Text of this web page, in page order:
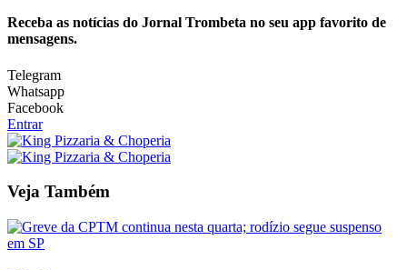
Receba as notícias do Jornal Trombeta no seu app favorito de
mensagens.
Telegram
Whatsapp
Facebook
Entrar
Veja Também